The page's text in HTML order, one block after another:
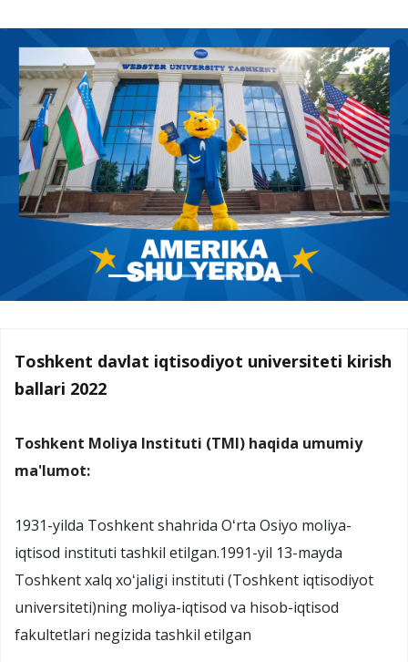
Toshkent davlat iqtisodiyot universiteti kirish
ballari 2022
Toshkent Moliya Instituti (TMI) haqida umumiy
ma'lumot:
1931-yilda Toshkent shahrida Oʻrta Osiyo moliya-
iqtisod instituti tashkil etilgan.1991-yil 13-mayda
Toshkent xalq xoʻjaligi instituti (Toshkent iqtisodiyot
universiteti)ning moliya-iqtisod va hisob-iqtisod
fakultetlari negizida tashkil etilgan